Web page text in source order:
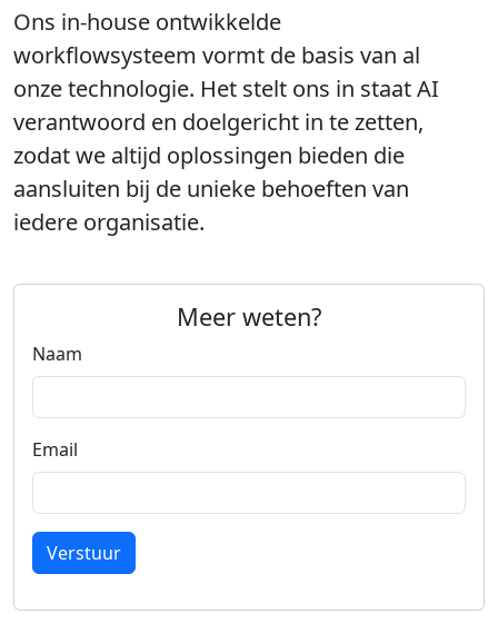
Ons in-house ontwikkelde
workflowsysteem vormt de basis van al
onze technologie. Het stelt ons in staat AI
verantwoord en doelgericht in te zetten,
zodat we altijd oplossingen bieden die
aansluiten bij de unieke behoeften van
iedere organisatie.
Meer weten?
Naam
Email
Verstuur